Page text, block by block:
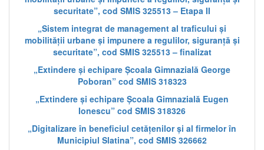
securitate”, cod SMIS 325513 – Etapa II
„Sistem integrat de management al traficului și
mobilității urbane și impunere a regulilor, siguranță și
securitate”, cod SMIS 325513 – finalizat
„Extindere și echipare Școala Gimnazială George
Poboran” cod SMIS 318323
„Extindere și echipare Școala Gimnazială Eugen
Ionescu” cod SMIS 318326
„Digitalizare în beneficiul cetățenilor și al firmelor în
Municipiul Slatina”, cod SMIS 326662